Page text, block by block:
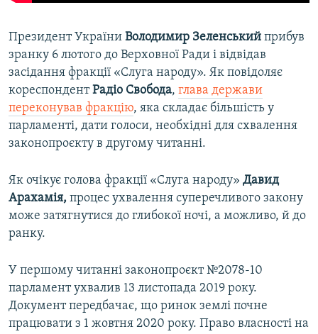
Президент України Володимир Зеленський прибув
зранку 6 лютого до Верховної Ради і відвідав
засідання фракції «Слуга народу». Як повідоляє
кореспондентРадіо Свобода, глава держави
переконував фракцію, яка складає більшість у
парламенті, дати голоси, необхідні для схвалення
законопроєкту в другому читанні.
Як очікує голова фракції «Слуга народу» Давид
Арахамія, процес ухвалення суперечливого закону
може затягнутися до глибокої ночі, а можливо, й до
ранку.
У першому читанні законопроєкт №2078-10
парламент ухвалив 13 листопада 2019 року.
Документ передбачає, що ринок землі почне
працювати з 1 жовтня 2020 року. Право власності на